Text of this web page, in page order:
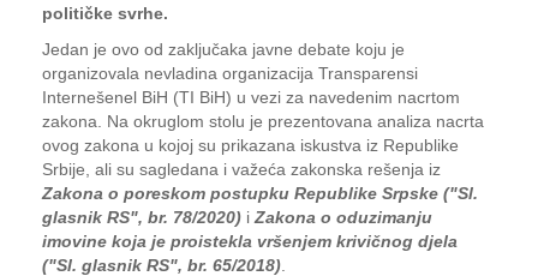
političke svrhe.
Jedan je ovo od zaključaka javne debate koju je
organizovala nevladina organizacija Transparensi
Internešenel BiH (TI BiH) u vezi za navedenim nacrtom
zakona. Na okruglom stolu je prezentovana analiza nacrta
ovog zakona u kojoj su prikazana iskustva iz Republike
Srbije, ali su sagledana i važeća zakonska rešenja iz
Zakona o poreskom postupku Republike Srpske ("Sl.
glasnik RS", br. 78/2020) i Zakona o oduzimanju
imovine koja je proistekla vršenjem krivičnog djela
("Sl. glasnik RS", br. 65/2018)